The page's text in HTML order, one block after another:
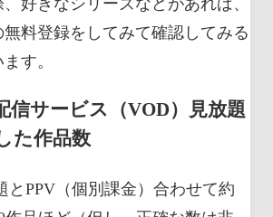
料登録をしてみて確認してみる
す。
信サービス（VOD）見放題
た作品数
とPPV（個別課金）合わせて約